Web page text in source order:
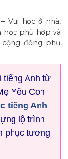
Vui học ở nhà,
học phù hợp và
đồng phụ
tiếng Anh từ
Yêu Con
tiếng Anh
lộ trình
phục tương